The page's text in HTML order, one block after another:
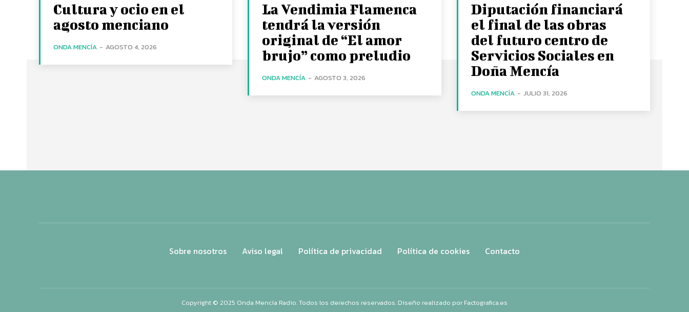
Cultura y ocio en el
agosto menciano
ONDA MENCÍA - AGOSTO 4, 2026
La Vendimia Flamenca
tendrá la versión
original de “El amor
brujo” como preludio
ONDA MENCÍA - AGOSTO 3, 2026
Diputación financiará
el final de las obras
del futuro centro de
Servicios Sociales en
Doña Mencía
ONDA MENCÍA - JULIO 31, 2026
Sobre nosotros Aviso legal Política de privacidad Política de cookies Contacto
Copyright © 2025 Onda Mencía Radio. Todos los derechos reservados. Diseño realizado por Factografica.es